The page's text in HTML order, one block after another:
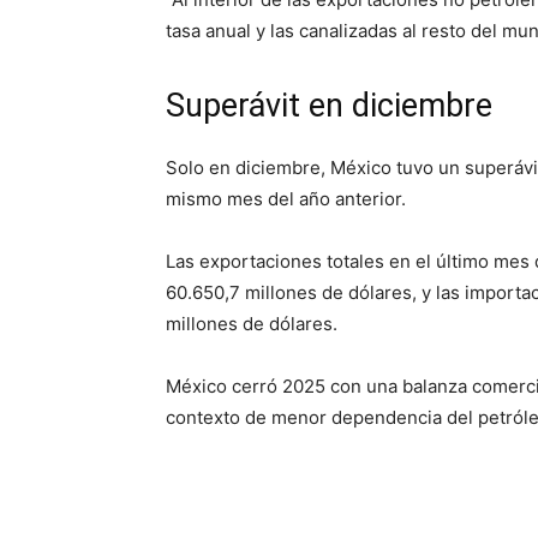
tasa anual y las canalizadas al resto del
Superávit en diciembre
Solo en diciembre, México tuvo un
mismo mes del año anterior.
Las exportaciones totales en el último mes
60.650,7 millones de dólares, y las
millones de dólares.
México cerró 2025 con una balanza
contexto de menor dependencia del